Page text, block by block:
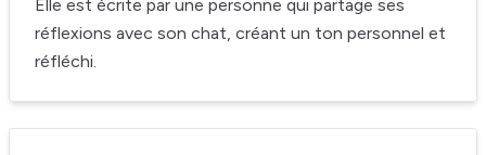
Elle est écrite par une personne qui partage ses
réflexions avec son chat, créant un ton personnel et
réfléchi.